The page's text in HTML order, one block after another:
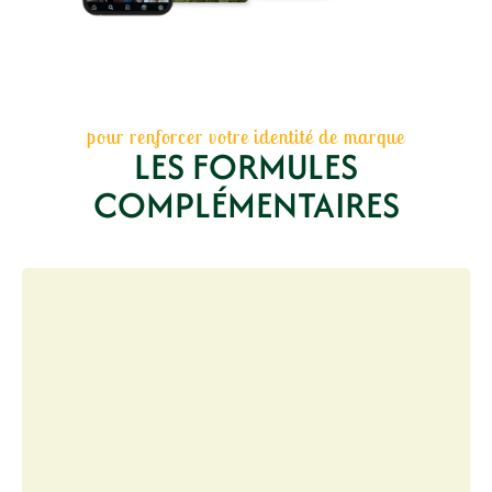
pour renforcer votre identité de marque
LES FORMULES
COMPLÉMENTAIRES